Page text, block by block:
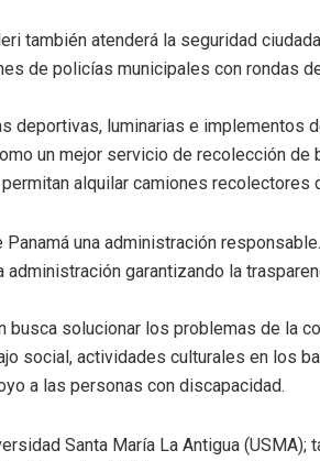
también atenderá la seguridad
de policías municipales con rondas
deportivas, luminarias e implementos
un mejor servicio de recolección de
alquilar camiones recolectores
una administración
garantizando la
busca solucionar los problemas de la
social, actividades culturales en los
a las personas con discapacidad.
Santa María La Antigua (USMA);